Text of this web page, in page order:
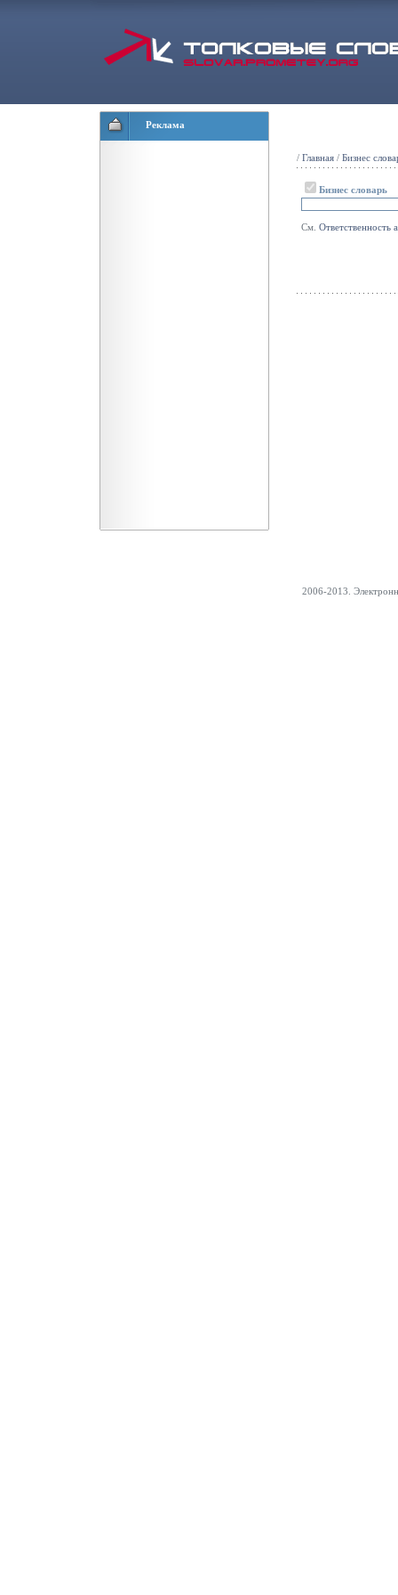
Реклама
/ Главная / Бизнес
Бизнес словарь
См. Ответственность
2006-2013.